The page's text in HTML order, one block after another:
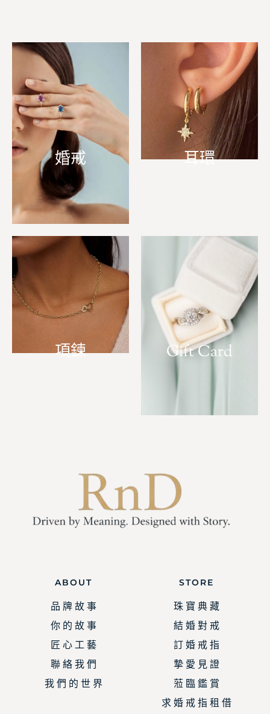
婚戒 耳環
項鍊 Gift Card
ABOUT
品 牌 故 事
你 的 故 事
匠 心 工 藝
聯 絡 我 們
我 們 的 世 界
STORE
珠 寶 典 藏
結 婚 對 戒
訂 婚 戒 指
摯 愛 見 證
蒞 臨 鑑 賞
求 婚 戒 指 租 借